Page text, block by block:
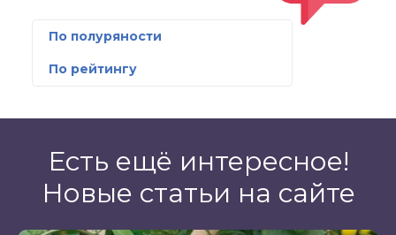
По полуряности
По рейтингу
Есть ещё интересное!
Новые статьи на сайте